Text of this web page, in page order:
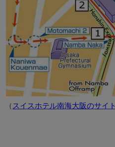
（ スイスホテル南海大阪のサイト